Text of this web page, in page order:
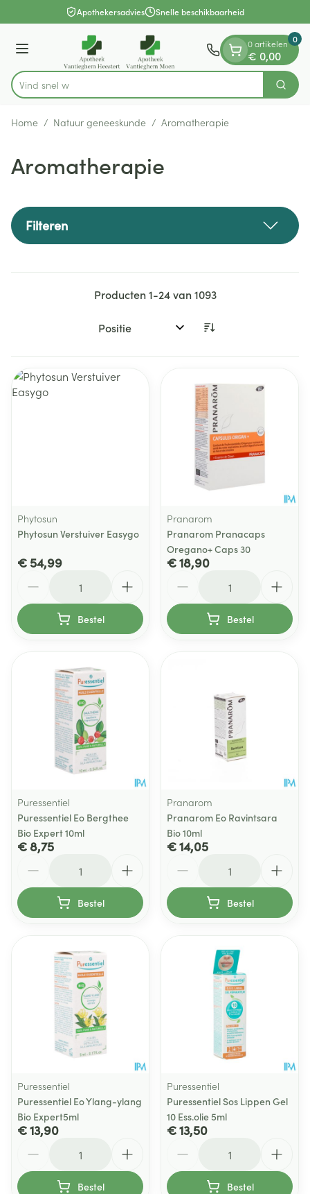
Ga naar de inhoudApothekersadvies Snelle beschikbaarheid
Menu
Product, merk, categorie...
Vind snel wondverzor Zoek
0 artikelen
€ 0,00
0
Home / Natuur geneeskunde / Aromatherapie
Aromatherapie
Filteren
Producten1-24van1093
Sorteer op:
Phytosun
Phytosun Verstuiver Easygo
€ 54,99
Bestel
Pranarom
Pranarom Pranacaps
Oregano+ Caps 30
€ 18,90
Bestel
Puressentiel
Puressentiel Eo Bergthee
Bio Expert 10ml
€ 8,75
Bestel
Pranarom
Pranarom Eo Ravintsara
Bio 10ml
€ 14,05
Bestel
Puressentiel
Puressentiel Eo Ylang-ylang
Bio Expert5ml
€ 13,90
Bestel
Puressentiel
Puressentiel Sos Lippen Gel
10 Ess.olie 5ml
€ 13,50
Bestel